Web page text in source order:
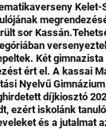
Kelet-
sor
Két gimnazista
ért el. A kassai
Nyelvű
díjkiosztó
ezért iskolánk
és a jutalmat